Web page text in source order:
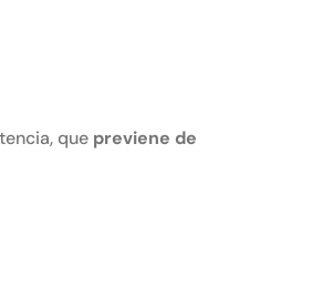
que previene de